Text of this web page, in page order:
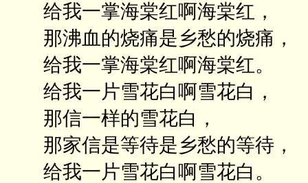
给我一掌海棠红啊海棠红，
那沸血的烧痛是乡愁的烧痛，
给我一掌海棠红啊海棠红。
给我一片雪花白啊雪花白，
那信一样的雪花白，
那家信是等待是乡愁的等待，
给我一片雪花白啊雪花白。